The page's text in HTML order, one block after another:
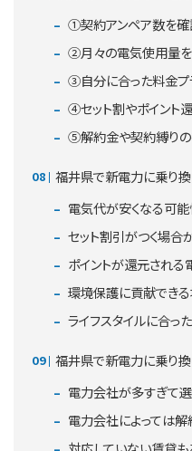
①契約アンペア数を
②月々の電気使用量
③自分に合った料金プ
④セット割やポイント
⑤解約金や契約縛り
福井県で新電力に乗り換
電気代が安くなる可
セット割引がつく場合
ポイントが還元され
環境保護に貢献でき
ライフスタイルに合っ
福井県で新電力に乗り換
電力会社が多すぎて
電力会社によっては